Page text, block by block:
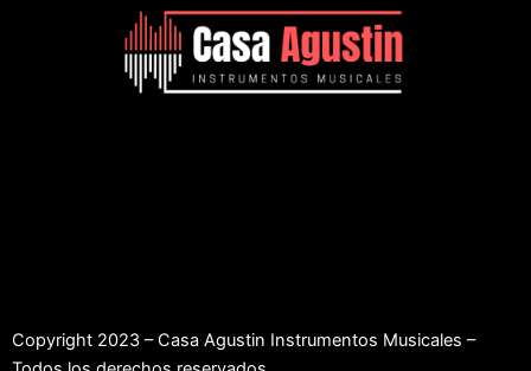
Copyright 2023 – Casa Agustin Instrumentos Musicales –